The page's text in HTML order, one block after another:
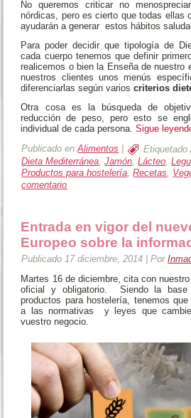
No queremos criticar no
nórdicas, pero es cierto que todas ellas
ayudarán a generar estos hábitos
Para poder decidir que tipología de
cada cuerpo tenemos que definir
realicemos o bien la Enseña de nuestro
nuestros clientes unos menús
diferenciarlas según varioscriterios
Otra cosa es la búsqueda de
reducción de peso, pero esto se
individual de cada persona.Sigue
Publicado en Alimentos Etiquetado
Dieta Mediterránea,Jamón,Lácteo,
Productos para hostelería ,Recetas
comentario
Entrada en vigor del
Europeo sobre la
Publicado 17 diciembre, 2014 |Por
Martes 16 de diciembre, cita con
oficial y obligatorio. Siendo la base
productos para hostelería, tenemos
a las normativas y leyes que
vuestro negocio.